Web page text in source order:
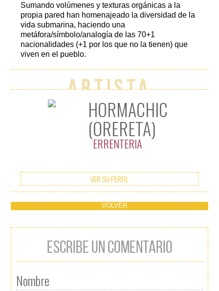
Hormachic.
Sumando
volúmenes y
texturas
orgánicas a la
propia pared
han
homenajeado
de la vida
submarina.
Sumando volúmenes y texturas orgánicas a la
propia pared han homenajeado la diversidad de la
vida submarina, haciendo una
metáfora/símbolo/analogía de las 70+1
nacionalidades (+1 por los que no la tienen) que
viven en el pueblo.
Artista
HORMACHIC
(ORERETA)
ERRENTERIA
VER SU PERFIL
VOLVER
ESCRIBE UN COMENTARIO
Nombre